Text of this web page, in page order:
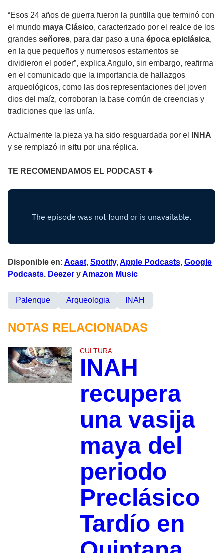
“Esos 24 años de guerra fueron la puntilla que terminó con
el mundo maya Clásico, caracterizado por el realce de los
grandes señores, para dar paso a una época epiclásica,
en la que pequeños y numerosos estamentos se
dividieron el poder”, explica Angulo, sin embargo, reafirma
en el comunicado que la importancia de hallazgos
arqueológicos, como las dos representaciones del joven
dios del maíz, corroboran la base común de creencias y
tradiciones que las unía.
Actualmente la pieza ya ha sido resguardada por el
INHA
y se remplazó in situ por una réplica.
TE RECOMENDAMOS EL PODCAST ⬇
Disponible en: Acast, Spotify,Apple Podcasts, Google
Podcasts, Deezer yAmazon Music
Palenque Arqueologia INAH
NOTAS RELACIONADAS
CULTURA
INAH
recupera
una vasija
maya del
periodo
Preclásico
Tardío en